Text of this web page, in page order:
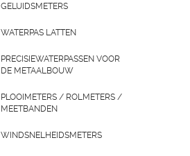
GELUIDSMETERS
WATERPAS LATTEN
PRECISIEWATERPASSEN VOOR
DE METAALBOUW
PLOOIMETERS / ROLMETERS /
MEETBANDEN
WINDSNELHEIDSMETERS